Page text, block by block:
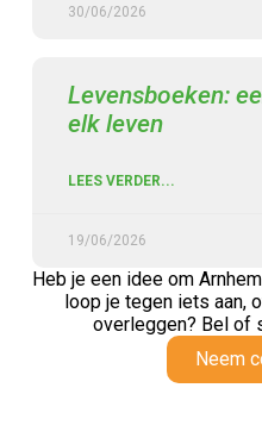
30/06/2026
Levensboeken:
elk leven
LEES VERDER...
19/06/2026
Heb je een idee om
loop je tegen iets aan,
overleggen? Bel of
Neem